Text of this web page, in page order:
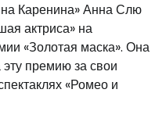
Каренина» Анна Слю
актриса» на
«Золотая маска». Она
премию за свои
«Ромео и